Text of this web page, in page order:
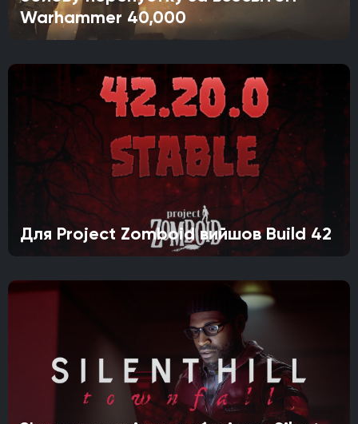
Warhammer 40,000
Для Project Zomboid вийшов Build 42